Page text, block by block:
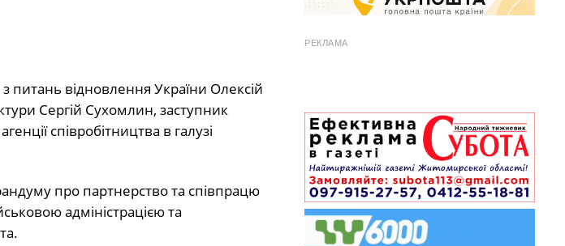
з питань відновлення України Олексій
Сергій Сухомлин, заступник
співробітництва в галузі
про партнерство та співпрацю
адміністрацією та
РЕКЛАМА